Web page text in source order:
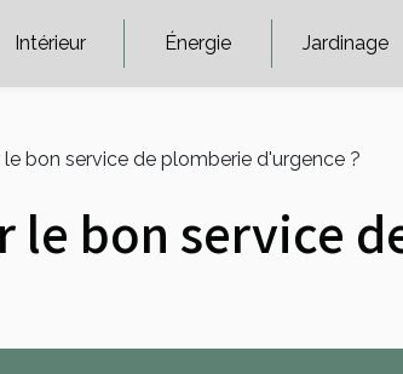
Intérieur Énergie Jardinage
bon service de plomberie d'urgence ?
le bon service